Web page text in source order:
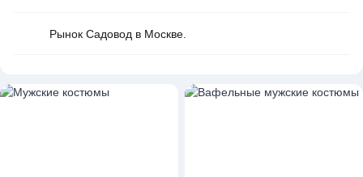
Рынок Садовод в Москве.